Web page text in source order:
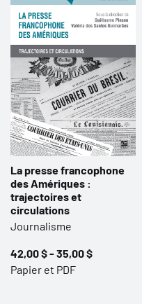
La presse francophone
des Amériques :
trajectoires et
circulations
Journalisme
42,00 $ - 35,00 $
Papier et PDF